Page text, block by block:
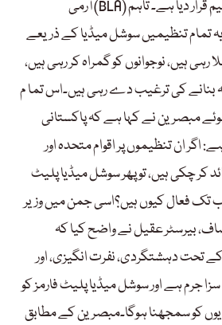
آرمی (BLA) کو باقاعدہ دہشتگرد تنظیم قرار دیا ہے۔ تاہم
تمام تنظیمیں سوشل میڈیا کے ذریعے
رہی ہیں، نوجوانوں کو گمراہ کر رہی ہیں،
بنانے کی ترغیب دے رہی ہیں۔اس تما م
مبصرین نے کہا ہے کہ پاکستانی
ان تنظیموں پر اقوام متحدہ اور
کر چکی ہیں، تو پھر سوشل میڈیا پلیٹ
تک فعال کیوں ہیں؟اسی جمن میں وزیر
بیرسٹر عقیل نے واضح کیا کہ
تحت دہشتگردی، نفرت انگیزی، اور
جرم ہے اور سوشل میڈیا پلیٹ فارمز کو
کو سمجھنا ہوگا۔مبصرین کے مطابق